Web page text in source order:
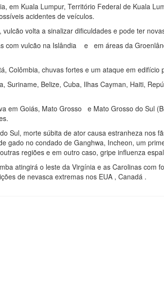
em Kuala Lumpur, Território Federal de Kuala
acidentes de veículos.
vulcão volta a sinalizar dificuldades e pode ter
com vulcão na Islândia e em áreas da
Colômbia, chuvas fortes e um ataque em edifício
Suriname, Belize, Cuba, Ilhas Cayman, Haiti,
em Goiás, Mato Grosso e Mato Grosso do Sul
Sul, morte súbita de ator causa estranheza nos
gado no condado de Ganghwa, Incheon, um
regiões e em outro caso, gripe influenza
atingirá o leste da Virgínia e as Carolinas com
de nevasca extremas nos EUA , Canadá .